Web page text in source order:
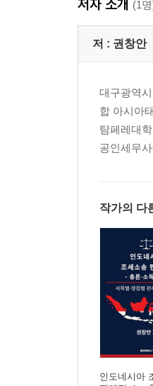
부록 3. 인도네
부록 4. 인도네
저자 소개 (1
저 : 권창안
대구광역
합 아시아
탐페레대
공인세무
작가의 다
인도네시아